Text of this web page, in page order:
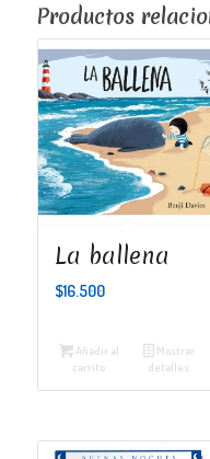
Productos
La ballena
$16.500
Añadir al
carrito
Mostrar
detalles